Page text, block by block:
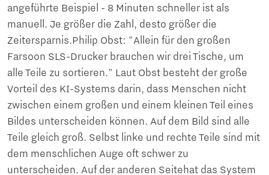
angeführte Beispiel - 8 Minuten schneller ist als
manuell. Je größer die Zahl, desto größer die
Zeitersparnis.Philip Obst: "Allein für den großen
Farsoon SLS-Drucker brauchen wir drei Tische, um
alle Teile zu sortieren." Laut Obst besteht der große
Vorteil des KI-Systems darin, dass Menschen nicht
zwischen einem großen und einem kleinen Teil eines
Bildes unterscheiden können. Auf dem Bild sind alle
Teile gleich groß. Selbst linke und rechte Teile sind mit
dem menschlichen Auge oft schwer zu
unterscheiden. Auf der anderen Seitehat das System